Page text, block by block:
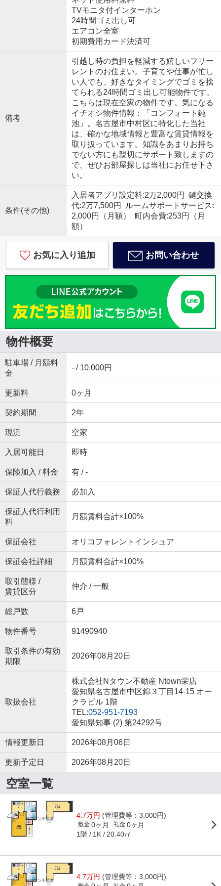
TVモニタ付インターホン
24時間ゴミ出し可
エアコン全室
初期費用カード決済可
備考
引越し時の負担を軽減する嬉しいフリー
レントのお住まい。子育てや仕事が忙し
い人でも、好きなタイミングでゴミを捨
てられる24時間ゴミ出し可能物件です。
こちらは現在空家の物件です。気になる
イチオシ物件情報：「コンフォート鈍
池」。名古屋市中村区に特化した当社
は、確かな地域情報と豊富な賃貸情報を
取り扱っています。知識をあまりお持ち
でない方にも親切にサポート致しますの
で、ぜひお部屋探しは当社にお任せ下さ
い。
条件(その他)
入居者アプリ設定料:2万2,000円 鍵交換
代:2万7,500円 ルームサポートサービス:
2,000円（月額） 町内会費:253円（月
額）
お気に入り追加 お問い合わせ
物件概要
駐車場 / 月額料
金
- / 10,000円
更新料 0ヶ月
契約期間 2年
現況 空家
入居可能日 即時
保険加入 / 料金 有 / -
保証人代行義務 必加入
保証人代行利用
料
月額賃料合計×100%
保証会社 オリコフォレントインシュア
保証会社詳細 月額賃料合計×100%
取引態様 /
賃貸区分
仲介 / 一般
総戸数 6戸
物件番号 91490940
取引条件の有効
期限
2026年08月20日
取扱会社
株式会社Nタウン不動産 Ntown栄店
愛知県名古屋市中区錦３丁目14-15 オー
クラビル 1階
TEL:052-951-7193
愛知県知事 (2) 第24292号
情報更新日 2026年08月06日
更新予定日 2026年08月20日
空室一覧
4.7万円 (管理費等：3,000円)
敷金 0ヶ月 礼金 0ヶ月
1階 1K 20.40㎡
4.7万円 (管理費等：3,000円)